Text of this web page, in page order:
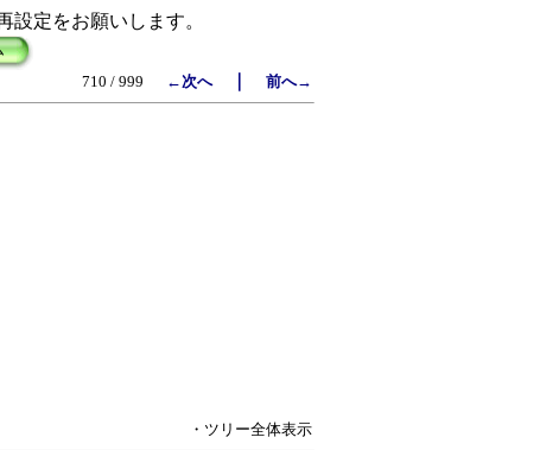
定をお願いします。
710 / 999
←次へ｜ 前へ→
・ツリー全体表示